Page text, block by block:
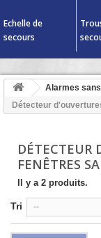
Echelle de
secours
Alarmes
Détecteur
DÉTECTEUR
FENÊTRES
Il y a 2 produits.
Tri --